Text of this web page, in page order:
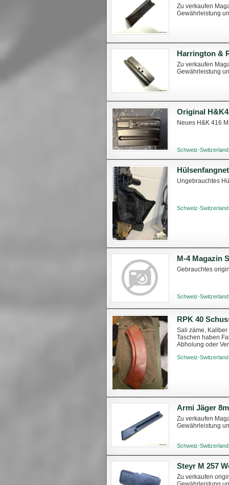
Zu verkaufen
Gewährleistung
Zu verkaufen
Gewährleistung
Original
Neues H&K 416
Schweiz-
Ungebrauchtes
Schweiz-
M-4 Magazin
Gebrauchtes
Schweiz-
Sali zäme,
Taschen haben
Abholung oder
Schweiz-
Armi Jäger
Zu verkaufen
Gewährleistung
Schweiz-
Steyr M 257
Zu verkaufen